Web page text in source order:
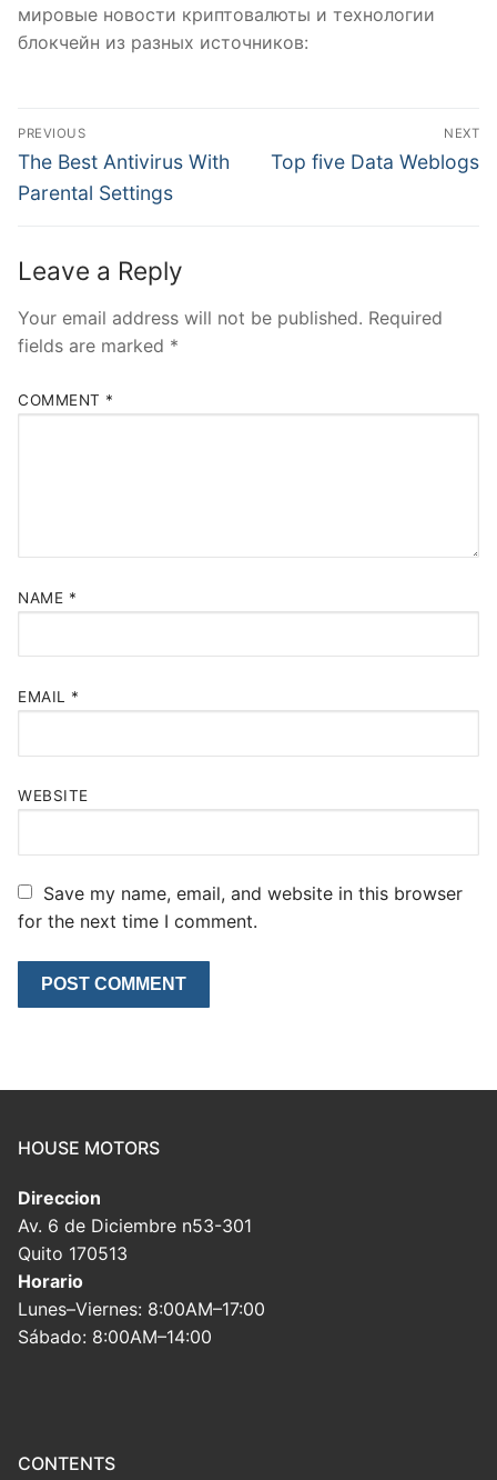
мировые новости криптовалюты и технологии
блокчейн из разных источников:
Post
navigation
PREVIOUS
Previous
post:
The Best Antivirus With
Parental Settings
NEXT
Next
Top five Data Weblogs
Leave a Reply
Your email address will not be published. Required
fields are marked *
COMMENT *
NAME *
EMAIL *
WEBSITE
Save my name, email, and website in this browser
for the next time I comment.
HOUSE MOTORS
Direccion
Av. 6 de Diciembre n53-301
Quito 170513
Horario
Lunes–Viernes: 8:00AM–17:00
Sábado: 8:00AM–14:00
CONTENTS